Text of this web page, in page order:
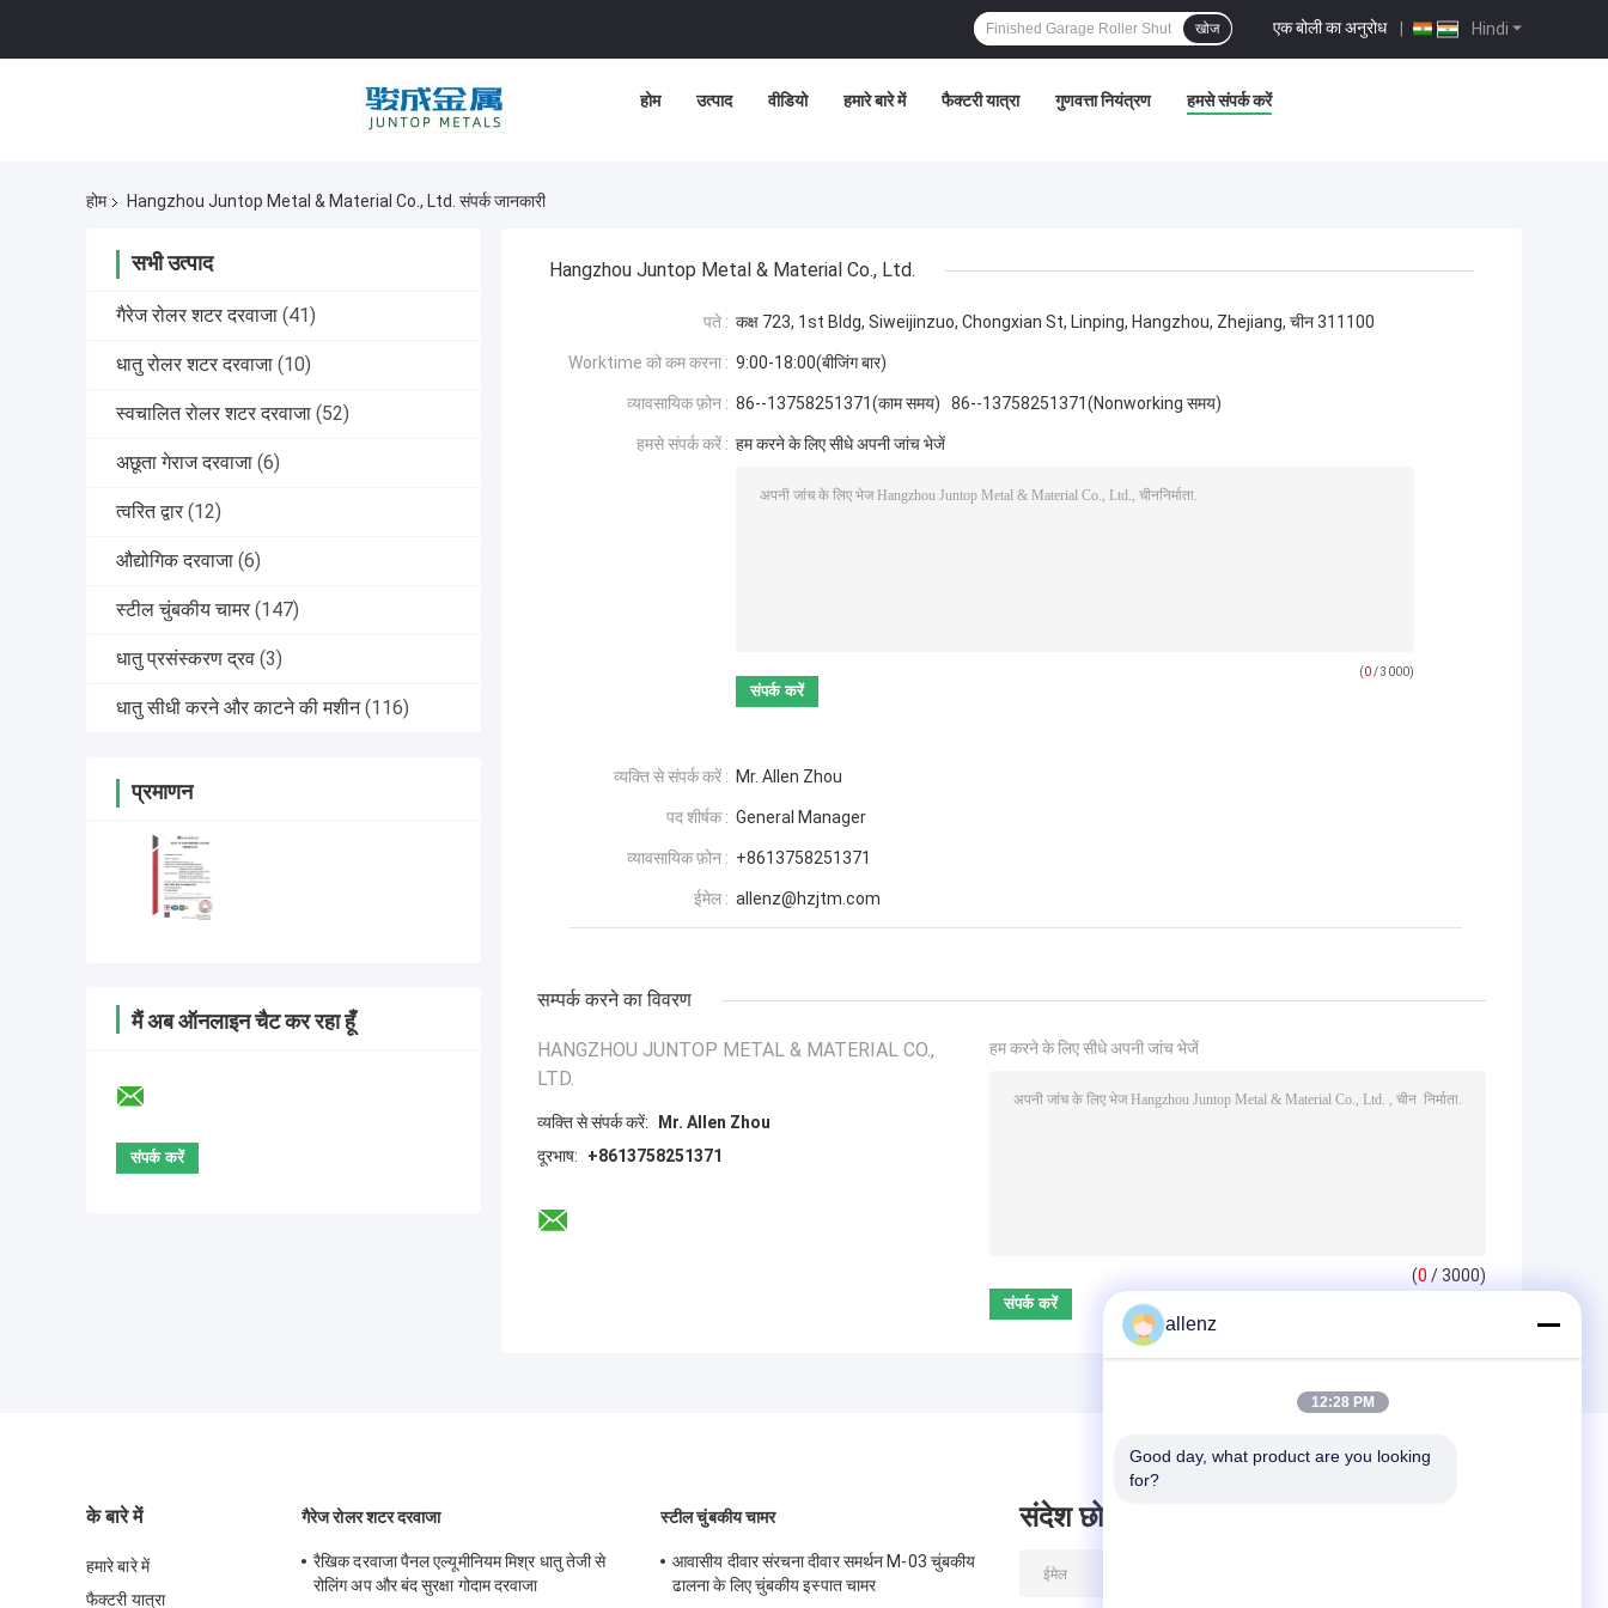
Hindi
एक बोली का अनुरोध |
खोज
होम उत्पाद वीडियो हमारे बारे में फैक्टरी यात्रा गुणवत्ता नियंत्रण हमसे संपर्क करें
होम Hangzhou Juntop Metal & Material Co., Ltd. संपर्क जानकारी
सभी उत्पाद
गैरेज रोलर शटर दरवाजा (41)
धातु रोलर शटर दरवाजा (10)
स्वचालित रोलर शटर दरवाजा (52)
अछूता गेराज दरवाजा (6)
त्वरित द्वार (12)
औद्योगिक दरवाजा (6)
स्टील चुंबकीय चामर (147)
धातु प्रसंस्करण द्रव (3)
धातु सीधी करने और काटने की मशीन (116)
प्रमाणन
मैं अब ऑनलाइन चैट कर रहा हूँ
Hangzhou Juntop Metal & Material Co., Ltd.
पते : कक्ष 723, 1st Bldg, Siweijinzuo, Chongxian St, Linping, Hangzhou, Zhejiang, चीन 311100
Worktime को कम करना : 9:00-18:00(बीजिंग बार)
व्यावसायिक फ़ोन : 86--13758251371(काम समय) 86--13758251371(Nonworking समय)
हमसे संपर्क करें : हम करने के लिए सीधे अपनी जांच भेजें
(0/ 3000)
व्यक्ति से संपर्क करें : Mr. Allen Zhou
पद शीर्षक : General Manager
व्यावसायिक फ़ोन : +8613758251371
ईमेल : allenz@hzjtm.com
सम्पर्क करने का विवरण
HANGZHOU JUNTOP METAL & MATERIAL CO.,
LTD.
व्यक्ति से संपर्क करें:
Mr. Allen Zhou
दूरभाष:
+8613758251371
हम करने के लिए सीधे अपनी जांच भेजें
(0 / 3000)
के बारे में
हमारे बारे में
फैक्टरी यात्रा
गैरेज रोलर शटर दरवाजा
रैखिक दरवाजा पैनल एल्यूमीनियम मिश्र धातु तेजी से
रोलिंग अप और बंद सुरक्षा गोदाम दरवाजा
स्टील चुंबकीय चामर
आवासीय दीवार संरचना दीवार समर्थन M-03 चुंबकीय
ढालना के लिए चुंबकीय इस्पात चामर
संदेश छोड़ दो
allenz
12:28 PM
Good day, what product are you looking
for?